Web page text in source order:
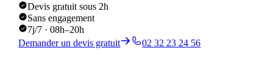
Devis gratuit sous 2h
Sans engagement
7j/7 · 08h–20h
Demander un devis gratuit
02 32 23 24 56